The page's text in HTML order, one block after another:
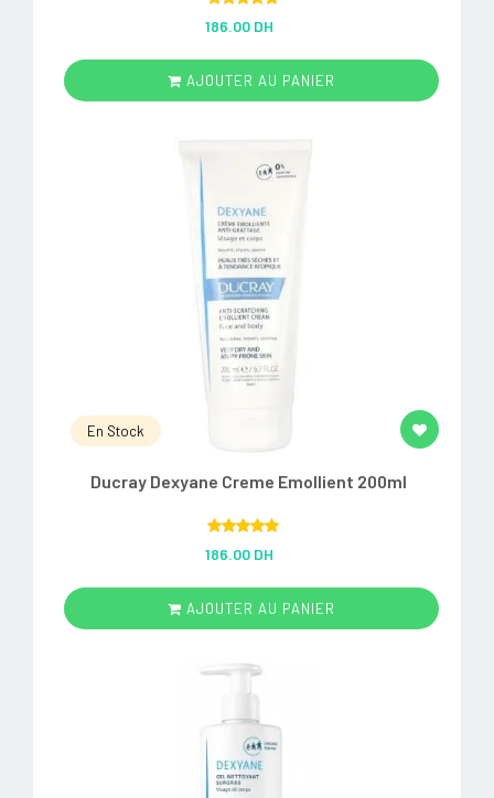
out of 5
186.00 DH
AJOUTER AU PANIER
En Stock
Ducray Dexyane Creme Emollient 200ml
out of 5
186.00 DH
AJOUTER AU PANIER